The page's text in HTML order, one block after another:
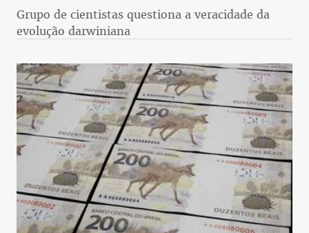
Grupo de cientistas questiona a veracidade da
evolução darwiniana